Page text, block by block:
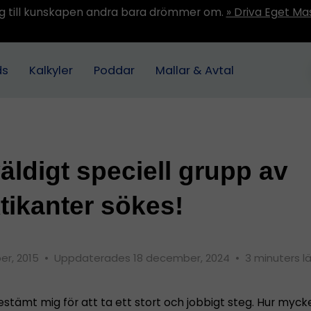
till kunskapen andra bara drömmer om. » Driva Eget
Kalkyler Poddar Mallar & Avtal
speciell grupp av
sökes!
2015 • Uppdaterades 18 december, 2024 • 3 minuters
mig för att ta ett stort och jobbigt steg. Hur